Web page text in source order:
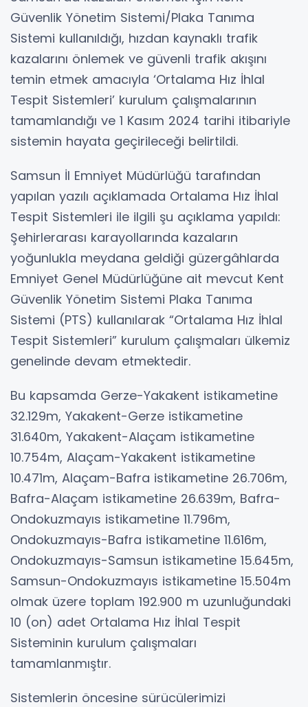
Güvenlik Yönetim Sistemi/Plaka Tanıma
Sistemi kullanıldığı, hızdan kaynaklı trafik
kazalarını önlemek ve güvenli trafik akışını
temin etmek amacıyla ‘Ortalama Hız İhlal
Tespit Sistemleri’ kurulum çalışmalarının
tamamlandığı ve 1 Kasım 2024 tarihi itibariyle
sistemin hayata geçirileceği belirtildi.
Samsun İl Emniyet Müdürlüğü tarafından
yapılan yazılı açıklamada Ortalama Hız İhlal
Tespit Sistemleri ile ilgili şu açıklama yapıldı:
Şehirlerarası karayollarında kazaların
yoğunlukla meydana geldiği güzergâhlarda
Emniyet Genel Müdürlüğüne ait mevcut Kent
Güvenlik Yönetim Sistemi Plaka Tanıma
Sistemi (PTS) kullanılarak “Ortalama Hız İhlal
Tespit Sistemleri” kurulum çalışmaları ülkemiz
genelinde devam etmektedir.
Bu kapsamda Gerze-Yakakent istikametine
32.129m, Yakakent-Gerze istikametine
31.640m, Yakakent-Alaçam istikametine
10.754m, Alaçam-Yakakent istikametine
10.471m, Alaçam-Bafra istikametine 26.706m,
Bafra-Alaçam istikametine 26.639m, Bafra-
Ondokuzmayıs istikametine 11.796m,
Ondokuzmayıs-Bafra istikametine 11.616m,
Ondokuzmayıs-Samsun istikametine 15.645m,
Samsun-Ondokuzmayıs istikametine 15.504m
olmak üzere toplam 192.900 m uzunluğundaki
10 (on) adet Ortalama Hız İhlal Tespit
Sisteminin kurulum çalışmaları
tamamlanmıştır.
Sistemlerin öncesine sürücülerimizi